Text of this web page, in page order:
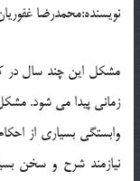
نويسنده:محمدرضا
مشكل اين چند سال در
زماني پيدا مي شود.
وابستگي بسياري از
نيازمند شرح و سخن